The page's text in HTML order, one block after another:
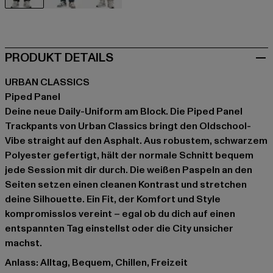
PRODUKT DETAILS
URBAN CLASSICS
Piped Panel
Deine neue Daily-Uniform am Block. Die Piped Panel
Trackpants von Urban Classics bringt den Oldschool-
Vibe straight auf den Asphalt. Aus robustem, schwarzem
Polyester gefertigt, hält der normale Schnitt bequem
jede Session mit dir durch. Die weißen Paspeln an den
Seiten setzen einen cleanen Kontrast und stretchen
deine Silhouette. Ein Fit, der Komfort und Style
kompromisslos vereint – egal ob du dich auf einen
entspannten Tag einstellst oder die City unsicher
machst.
Anlass: Alltag, Bequem, Chillen, Freizeit